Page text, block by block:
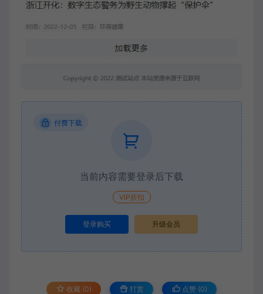
付费下载
当前内容需要登录后下载
VIP折扣
登录购买 升级会员
收藏 (0) 打赏 点赞 (0)